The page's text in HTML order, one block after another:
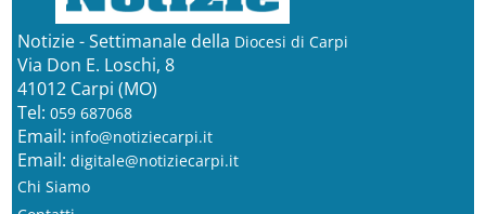
Notizie - Settimanale della Diocesi di Carpi
Via Don E. Loschi, 8
41012 Carpi (MO)
Tel: 059 687068
Email: info@notiziecarpi.it
Email: digitale@notiziecarpi.it
Chi Siamo